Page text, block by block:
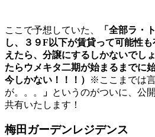
ここで予想していた、
「全部ラ・
し、３９F以下が賃貸って可能性
えたら、分譲にするしかないでし
たらウメキタ二期が始まるまでに
今しかない！！！）
※ここまでは
が。。。
」 というのがついに、公
共有いたします！
梅田ガーデンレジデンス